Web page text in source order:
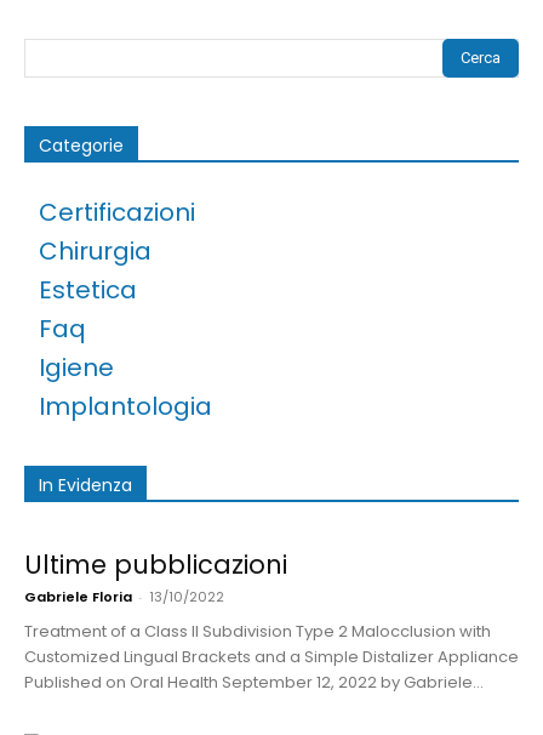
Cerca
Categorie
Certificazioni
Chirurgia
Estetica
Faq
Igiene
Implantologia
In Evidenza
Ultime pubblicazioni
Gabriele Floria - 13/10/2022
Treatment of a Class II Subdivision Type 2 Malocclusion with
Customized Lingual Brackets and a Simple Distalizer Appliance
Published on Oral Health September 12, 2022 by Gabriele...